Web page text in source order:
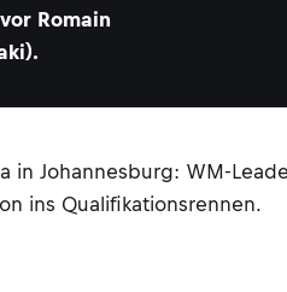
Romain
in Johannesburg: WM-
ins Qualifikationsrennen.